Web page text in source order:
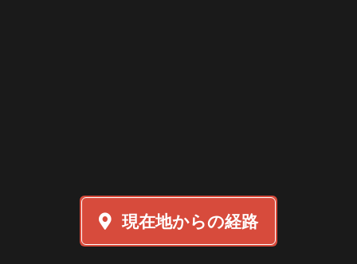
現在地からの経路